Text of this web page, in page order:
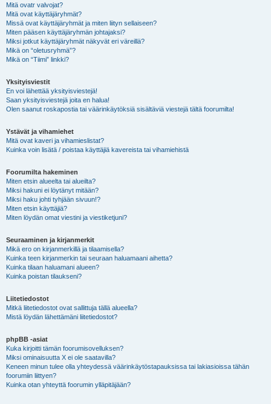
Mitä ovatr valvojat?
Mitä ovat käyttäjäryhmät?
Missä ovat käyttäjäryhmät ja miten liityn sellaiseen?
Miten pääsen käyttäjäryhmän johtajaksi?
Miksi jotkut käyttäjäryhmät näkyvät eri väreillä?
Mikä on “oletusryhmä”?
Mikä on “Tiimi” linkki?
Yksityisviestit
En voi lähettää yksityisviestejä!
Saan yksityisviestejä joita en halua!
Olen saanut roskapostia tai väärinkäytöksiä sisältäviä viestejä tältä foorumilta!
Ystävät ja vihamiehet
Mitä ovat kaveri ja vihamieslistat?
Kuinka voin lisätä / poistaa käyttäjiä kavereista tai vihamiehistä
Foorumilta hakeminen
Miten etsin alueelta tai alueilta?
Miksi hakuni ei löytänyt mitään?
Miksi haku johti tyhjään sivuun!?
Miten etsin käyttäjiä?
Miten löydän omat viestini ja viestiketjuni?
Seuraaminen ja kirjanmerkit
Mikä ero on kirjanmerkillä ja tilaamisella?
Kuinka teen kirjanmerkin tai seuraan haluamaani aihetta?
Kuinka tilaan haluamani alueen?
Kuinka poistan tilaukseni?
Liitetiedostot
Mitkä liitetiedostot ovat sallittuja tällä alueella?
Mistä löydän lähettämäni liitetiedostot?
phpBB -asiat
Kuka kirjoitti tämän foorumisovelluksen?
Miksi ominaisuutta X ei ole saatavilla?
Keneen minun tulee olla yhteydessä väärinkäytöstapauksissa tai lakiasioissa tähän
foorumiin liittyen?
Kuinka otan yhteyttä foorumin ylläpitäjään?